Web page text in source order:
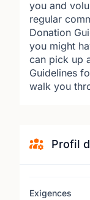
you and
regular
Donation
you might
can pick up
Guidelines
walk you
Profil
Exigences